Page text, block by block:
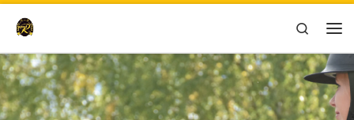
Skip to content
Search